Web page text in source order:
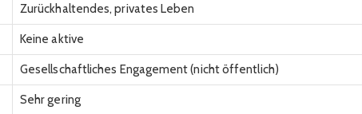
Zurückhaltendes, privates Leben
Keine aktive
Gesellschaftliches Engagement (nicht öffentlich)
Sehr gering